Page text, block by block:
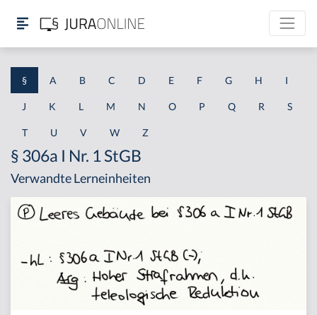
§ A B C D E F G H I
J K L M N O P Q R S
T U V W Z
§ 306a I Nr. 1 StGB
Verwandte Lerneinheiten